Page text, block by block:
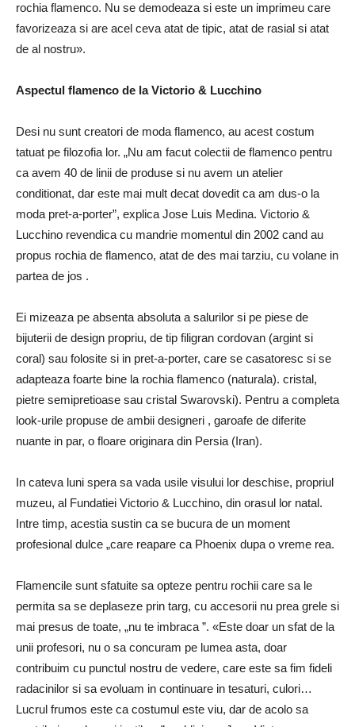
rochia flamenco. Nu se demodeaza si este un imprimeu care
favorizeaza si are acel ceva atat de tipic, atat de rasial si atat
de al nostru».
Aspectul flamenco de la Victorio & Lucchino
Desi nu sunt creatori de moda flamenco, au acest costum
tatuat pe filozofia lor. „Nu am facut colectii de flamenco pentru
ca avem 40 de linii de produse si nu avem un atelier
conditionat, dar este mai mult decat dovedit ca am dus-o la
moda pret-a-porter”, explica Jose Luis Medina. Victorio &
Lucchino revendica cu mandrie momentul din 2002 cand au
propus rochia de flamenco, atat de des mai tarziu, cu volane in
partea de jos .
Ei mizeaza pe absenta absoluta a salurilor si pe piese de
bijuterii de design propriu, de tip filigran cordovan (argint si
coral) sau folosite si in pret-a-porter, care se casatoresc si se
adapteaza foarte bine la rochia flamenco (naturala). cristal,
pietre semipretioase sau cristal Swarovski). Pentru a completa
look-urile propuse de ambii designeri , garoafe de diferite
nuante in par, o floare originara din Persia (Iran).
In cateva luni spera sa vada usile visului lor deschise, propriul
muzeu, al Fundatiei Victorio & Lucchino, din orasul lor natal.
Intre timp, acestia sustin ca se bucura de un moment
profesional dulce „care reapare ca Phoenix dupa o vreme rea.
Flamencile sunt sfatuite sa opteze pentru rochii care sa le
permita sa se deplaseze prin targ, cu accesorii nu prea grele si
mai presus de toate, „nu te imbraca ”. «Este doar un sfat de la
unii profesori, nu o sa concuram pe lumea asta, doar
contribuim cu punctul nostru de vedere, care este sa fim fideli
radacinilor si sa evoluam in continuare in tesaturi, culori…
Lucrul frumos este ca costumul este viu, dar de acolo sa